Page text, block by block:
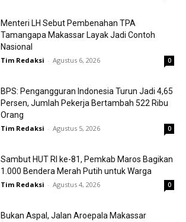
Menteri LH Sebut Pembenahan TPA
Tamangapa Makassar Layak Jadi Contoh
Nasional
Tim Redaksi - Agustus 6, 2026 0
BPS: Pengangguran Indonesia Turun Jadi 4,65
Persen, Jumlah Pekerja Bertambah 522 Ribu
Orang
Tim Redaksi - Agustus 5, 2026 0
Sambut HUT RI ke-81, Pemkab Maros Bagikan
1.000 Bendera Merah Putih untuk Warga
Tim Redaksi - Agustus 4, 2026 0
Bukan Aspal, Jalan Aroepala Makassar